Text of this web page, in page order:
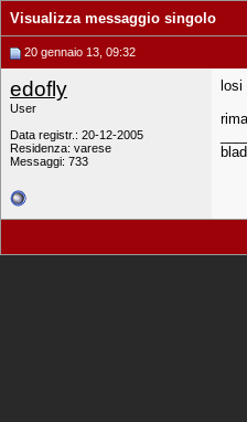
Visualizza messaggio singolo
20 gennaio 13, 09:32
edofly
User
Data registr.: 20-12-2005
Residenza: varese
Messaggi: 733